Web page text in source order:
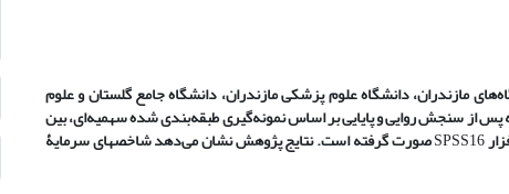
های مازندران، دانشگاه علوم پزشکی مازندران، دانشگاه جامع گلستان و علوم
از سنجش روایی و پایایی بر اساس نمونهگیری طبقهبندی شده سهمیهای، بین
SPSS16صورت گرفته است. نتایج پژوهش نشان میدهد شاخصهای سرمایۀ